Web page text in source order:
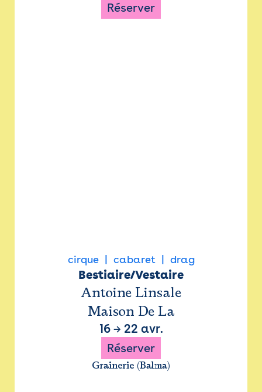
Réserver
cirque cabaret drag
Bestiaire/Vestaire
Antoine Linsale
Maison De La
16→ 22 avr.
Réserver
Grainerie (Balma)